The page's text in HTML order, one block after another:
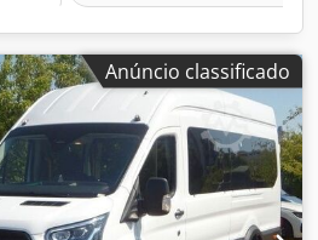
Anúncio classificado